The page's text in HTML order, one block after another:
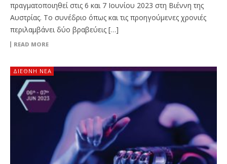
πραγματοποιηθεί στις 6 και 7 Ιουνίου 2023 στη Βιέννη της
Αυστρίας. Το συνέδριο όπως και τις προηγούμενες χρονιές
περιλαμβάνει δύο βραβεύεις […]
READ MORE
ΔΙΕΘΝΉ ΝΈΑ